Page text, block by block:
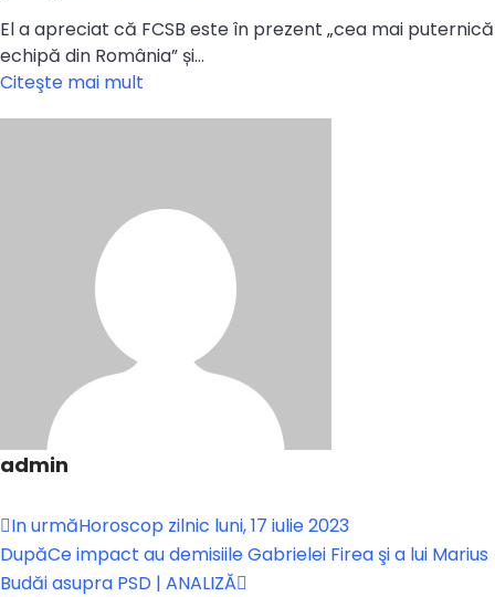
El a apreciat că FCSB este în prezent „cea mai puternică
echipă din România” și…
Citeşte mai mult
admin
In urmăHoroscop zilnic luni, 17 iulie 2023
DupăCe impact au demisiile Gabrielei Firea şi a lui Marius
Budăi asupra PSD | ANALIZĂ